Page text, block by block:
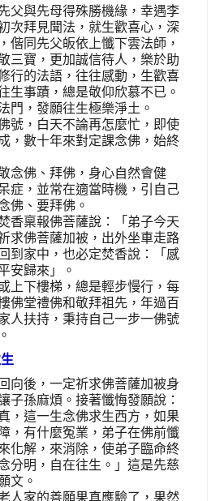
父與先母得殊勝機緣，幸遇李
次拜見聞法，就生歡喜心，深
偕同先父皈依上懺下雲法師，
三寶，更加誠信待人，樂於助
行的法語，往往感動，生歡喜
生事蹟，總是敬仰欣慕不已。
門，發願往生極樂淨土。
號，白天不論再怎麼忙，即使
，數十年來對定課念佛，始終
念佛、拜佛，身心自然會健
症，並常在適當時機，引自己
佛、要拜佛。
香稟報佛菩薩說：「弟子今天
求佛菩薩加被，出外坐車走路
到家中，也必定焚香說：「感
安歸來」。
上下樓梯，總是輕步慢行，每
佛堂禮佛和敬拜祖先，年過百
人扶持，秉持自己一步一佛號
向後，一定祈求佛菩薩加被身
子孫麻煩。接著懺悔發願說：
，這一生念佛求生西方，如果
，有什麼冤業，弟子在佛前懺
化解，來消除，使弟子臨命終
分明，自在往生。」這是先慈
文。
人家的善願果真應驗了，果然